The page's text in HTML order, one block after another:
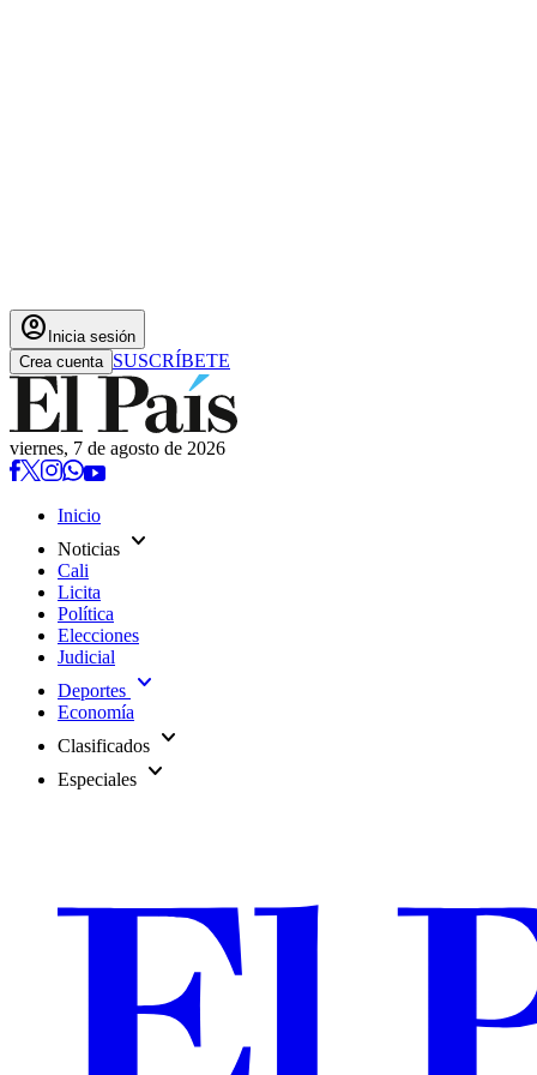
account_circle Inicia sesión
Crea cuenta SUSCRÍBETE
viernes, 7 de agosto de 2026
Inicio
Noticias expand_more
Cali
Licita
Política
Elecciones
Judicial
Deportes expand_more
Economía
Clasificados expand_more
Especiales expand_more